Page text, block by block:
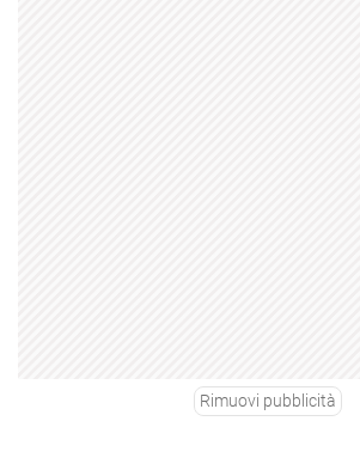
Rimuovi pubblicità